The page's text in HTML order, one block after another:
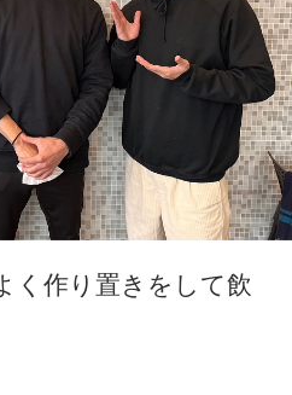
く作り置きをして飲